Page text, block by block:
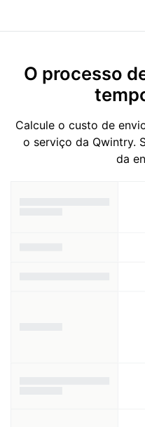
O processo
Calcule o custo de
o serviço da Qwintry.
da